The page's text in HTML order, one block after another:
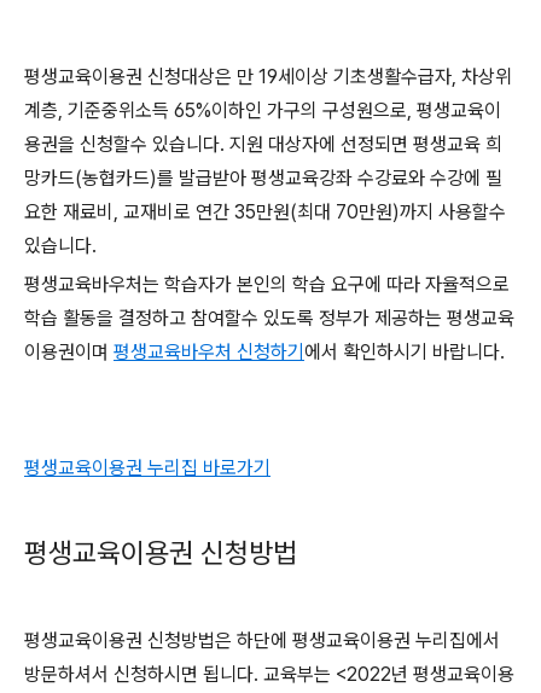
평생교육이용권 신청대상은 만 19세이상 기초생활수급자, 차상위
계층, 기준중위소득 65%이하인 가구의 구성원으로, 평생교육이
용권을 신청할수 있습니다. 지원 대상자에 선정되면 평생교육 희
망카드(농협카드)를 발급받아 평생교육강좌 수강료와 수강에 필
요한 재료비, 교재비로 연간 35만원(최대 70만원)까지 사용할수
있습니다.
평생교육바우처는 학습자가 본인의 학습 요구에 따라 자율적으로
학습 활동을 결정하고 참여할수 있도록 정부가 제공하는 평생교육
이용권이며 평생교육바우처 신청하기에서 확인하시기 바랍니다.
평생교육이용권 누리집 바로가기
평생교육이용권 신청방법
평생교육이용권 신청방법은 하단에 평생교육이용권 누리집에서
방문하셔서 신청하시면 됩니다. 교육부는 <2022년 평생교육이용